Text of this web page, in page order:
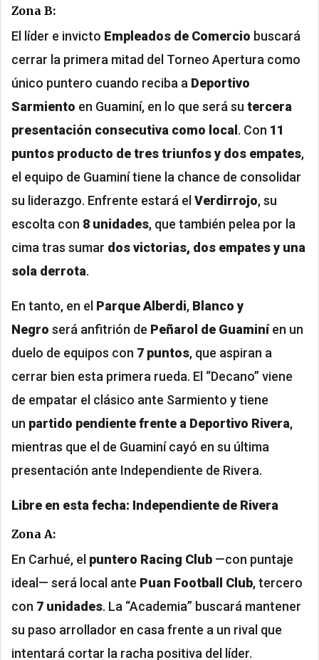
Zona B:
El líder e invicto Empleados de Comercio buscará
cerrar la primera mitad del Torneo Apertura como
único puntero cuando reciba a Deportivo
Sarmiento en Guaminí, en lo que será su tercera
presentación consecutiva como local . Con 11
puntos producto de tres triunfos y dos empates,
el equipo de Guaminí tiene la chance de consolidar
su liderazgo. Enfrente estará el Verdirrojo, su
escolta con 8 unidades, que también pelea por la
cima tras sumar dos victorias, dos empates y una
sola derrota.
En tanto, en el Parque Alberdi, Blanco y
Negro será anfitrión de Peñarol de Guaminíen un
duelo de equipos con 7 puntos, que aspiran a
cerrar bien esta primera rueda. El “Decano” viene
de empatar el clásico ante Sarmiento y tiene
un partido pendiente frente a Deportivo Rivera,
mientras que el de Guaminí cayó en su última
presentación ante Independiente de Rivera.
Libre en esta fecha: Independiente de Rivera
Zona A:
En Carhué, el puntero Racing Club —con puntaje
ideal— será local ante Puan Football Club, tercero
con 7 unidades. La “Academia” buscará mantener
su paso arrollador en casa frente a un rival que
intentará cortar la racha positiva del líder.